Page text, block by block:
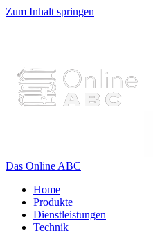
Zum Inhalt springen
Das Online ABC
Home
Produkte
Dienstleistungen
Technik